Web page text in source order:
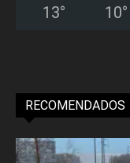
13° 10°
RECOMENDADOS